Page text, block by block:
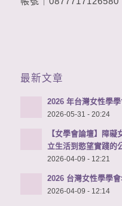
最新文章
2026 年台灣女性學
2026-05-31 - 20:24
【女學會論壇】障
立生活到慾望實踐的
2026-04-09 - 12:21
2026 台灣女性學學
2026-04-09 - 12:14